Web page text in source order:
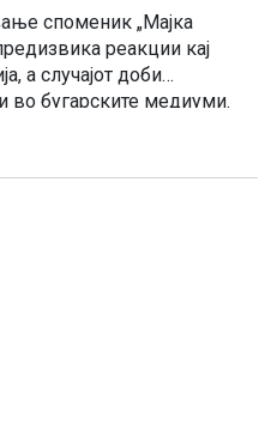
споменик „Мајка
реакции кај
а случајот доби
во бугарските медиуми.
нагласува дека
на македонскиот